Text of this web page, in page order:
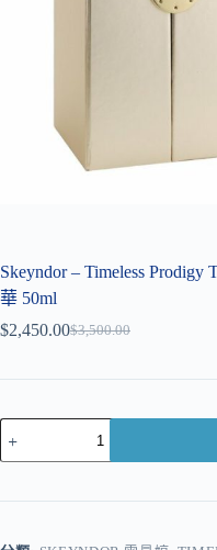
Skeyndor – Timeless
華 50ml
$3,500.00
$2,450.00